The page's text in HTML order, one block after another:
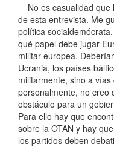
No es casualidad que
de esta entrevista. Me
política
qué papel debe jugar
militar europea.
Ucrania, los países
militarmente, sino a
personalmente, no creo
obstáculo para un
Para ello hay que
sobre la OTAN y hay
los partidos deben